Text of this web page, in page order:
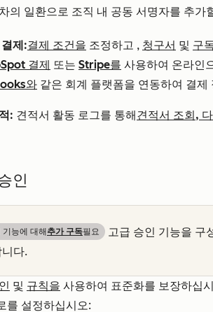
의 일환으로 조직 내 공동 서명자를 추가
제:결제 조건을 조정하고 , 청구서 및 구
결제 또는 Stripe를 사용하여 온라인
와 같은 회계 플랫폼을 연동하여 결제
: 견적서 활동 로그를 통해 견적서 조회,
인
기능에 대해 추가 구독필요 고급 승인 기능을 구
다.
및 규칙을 사용하여 표준화를 보장하십
를 설정하십시오: